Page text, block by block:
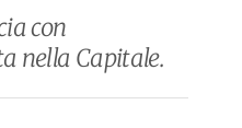
con
nella Capitale.